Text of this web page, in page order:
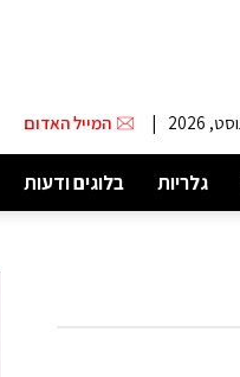
| המייל האדום
גלריות בלוגים ודעות